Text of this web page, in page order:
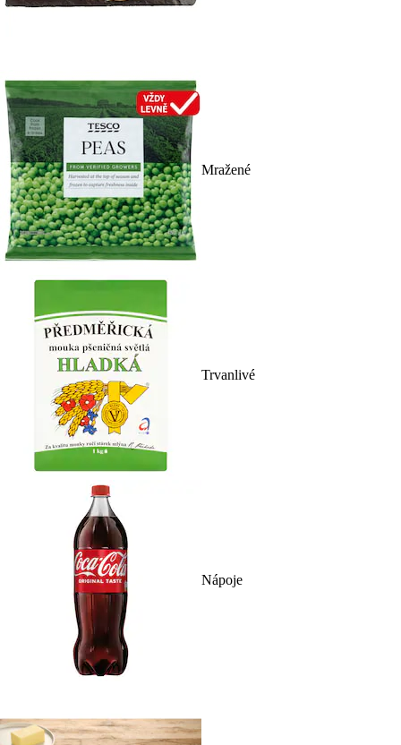
Mražené
Trvanlivé
Nápoje